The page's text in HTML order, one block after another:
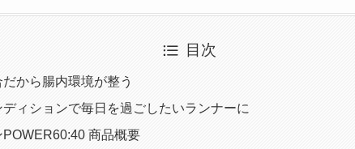
目次
から腸内環境が整う
ィションで毎日を過ごしたいランナーに
POWER60:40 商品概要